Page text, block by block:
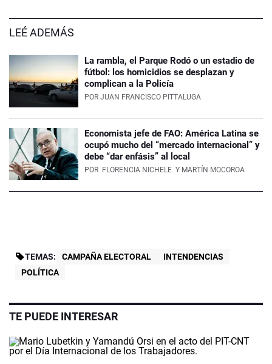
LEÉ ADEMÁS
La rambla, el Parque Rodó o un estadio de
fútbol: los homicidios se desplazan y
complican a la Policía
POR JUAN FRANCISCO PITTALUGA
Economista jefe de FAO: América Latina se
ocupó mucho del “mercado internacional” y
debe “dar enfásis” al local
POR FLORENCIA NICHELE Y MARTÍN MOCOROA
TEMAS: CAMPAÑA ELECTORAL
INTENDENCIAS
POLÍTICA
TE PUEDE INTERESAR